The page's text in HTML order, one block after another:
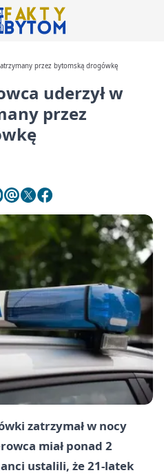
przez bytomską drogówkę
uderzył w
przez
zatrzymał w nocy
miał ponad 2
ustalili, że 21-latek